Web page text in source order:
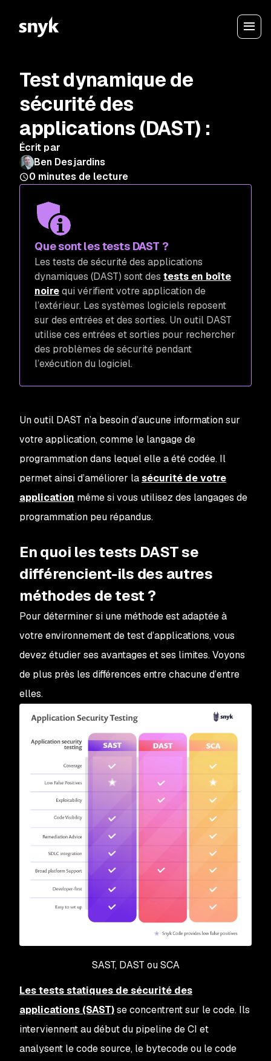
Test dynamique de
sécurité des
applications (DAST) :
Écrit par
Ben Desjardins
0 minutes de lecture
Que sont les tests DAST ?
Les tests de sécurité des applications
dynamiques (DAST) sont des tests en boîte
noirequi vérifient votre application de
l’extérieur. Les systèmes logiciels reposent
sur des entrées et des sorties. Un outil DAST
utilise ces entrées et sorties pour rechercher
des problèmes de sécurité pendant
l’exécution du logiciel.
Un outil DAST n’a besoin d’aucune information sur
votre application, comme le langage de
programmation dans lequel elle a été codée. Il
permet ainsi d’améliorer lasécurité de votre
application même si vous utilisez des langages de
programmation peu répandus.
En quoi les tests DAST se
différencient-ils des autres
méthodes de test ?
Pour déterminer si une méthode est adaptée à
votre environnement de test d’applications, vous
devez étudier ses avantages et ses limites. Voyons
de plus près les différences entre chacune d’entre
elles.
SAST, DAST ou SCA
Les tests statiques de sécurité des
applications (SAST)se concentrent sur le code. Ils
interviennent au début du pipeline de CI et
analysent le code source, le bytecode ou le code